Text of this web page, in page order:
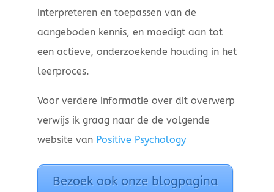
interpreteren en toepassen van de
aangeboden kennis, en moedigt aan tot
een actieve, onderzoekende houding in het
leerproces.
Voor verdere informatie over dit overwerp
verwijs ik graag naar de de volgende
website van Positive Psychology
Bezoek ook onze blogpagina